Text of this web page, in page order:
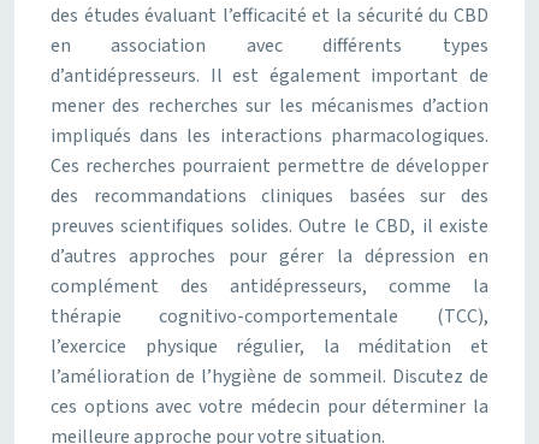
des études évaluant l’efficacité et la sécurité du CBD
en association avec différents types
d’antidépresseurs. Il est également important de
mener des recherches sur les mécanismes d’action
impliqués dans les interactions pharmacologiques.
Ces recherches pourraient permettre de développer
des recommandations cliniques basées sur des
preuves scientifiques solides. Outre le CBD, il existe
d’autres approches pour gérer la dépression en
complément des antidépresseurs, comme la
thérapie cognitivo-comportementale (TCC),
l’exercice physique régulier, la méditation et
l’amélioration de l’hygiène de sommeil. Discutez de
ces options avec votre médecin pour déterminer la
meilleure approche pour votre situation.